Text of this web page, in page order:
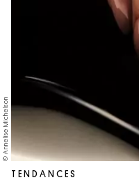
© Annelise Michelson
TENDANCES